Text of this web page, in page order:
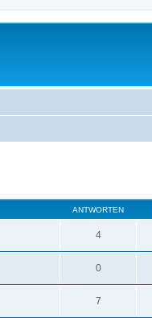
ANTWORTEN
4
0
7